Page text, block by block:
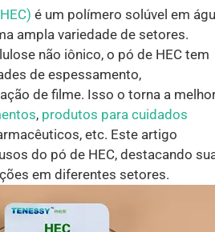
é um polímero solúvel em
ampla variedade de setores.
não iônico, o pó de HEC tem
de espessamento,
de filme. Isso o torna a
, produtos para cuidados
etc. Este artigo
do pó de HEC, destacando
em diferentes setores.